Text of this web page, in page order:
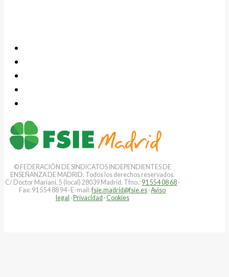
© FEDERACIÓN DE SINDICATOS INDEPENDIENTES DE
ENSEÑANZA DE MADRID. Todos los derechos reservados.
C/ Doctor Mariani, 5 (local) 28039 Madrid. Tfno.: 91 554 08 68 ·
Fax: 91 554 88 94 · E-mail:fsie.madrid@fsie.es ·Aviso
legal ·Privacidad · Cookies